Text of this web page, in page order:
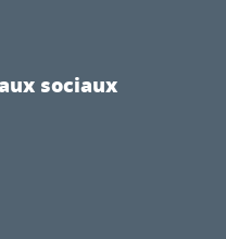
sociaux